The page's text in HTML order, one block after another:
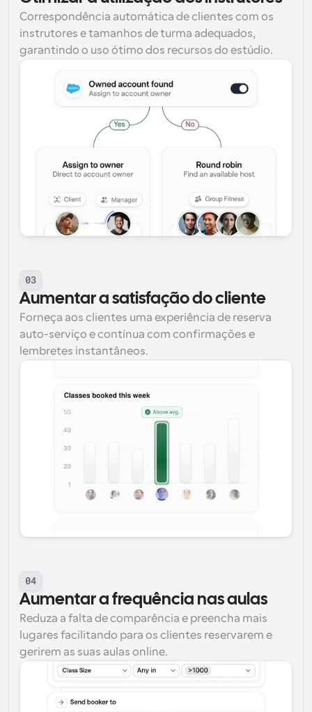
Correspondência automática de clientes com os
instrutores e tamanhos de turma adequados,
garantindo o uso ótimo dos recursos do estúdio.
03
Aumentar a satisfação do cliente
Forneça aos clientes uma experiência de reserva
auto-serviço e contínua com confirmações e
lembretes instantâneos.
04
Aumentar a frequência nas aulas
Reduza a falta de comparência e preencha mais
lugares facilitando para os clientes reservarem e
gerirem as suas aulas online.